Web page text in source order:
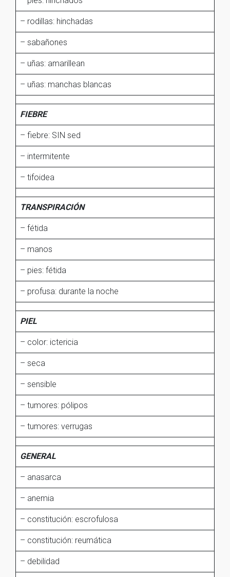
– rodillas: hinchadas
– sabañones
– uñas: amarillean
– uñas: manchas blancas
FIEBRE
– fiebre: SIN sed
– intermitente
– tifoidea
TRANSPIRACIÓN
– fétida
– manos
– pies: fétida
– profusa: durante la noche
PIEL
– color: ictericia
– seca
– sensible
– tumores: pólipos
– tumores: verrugas
GENERAL
– anasarca
– anemia
– constitución: escrofulosa
– constitución: reumática
– debilidad